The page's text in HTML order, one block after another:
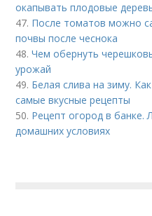
окапывать плодовые
47. После томатов можно
почвы после чеснока
48.Чем обернуть
урожай
49. Белая слива на зиму.
самые вкусные рецепты
50. Рецепт огород в банке.
домашних условиях